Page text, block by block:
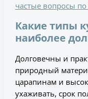
частые вопросы
Какие типы
наиболее
Долговечны и
природный
царапинам и
ухаживать, срок